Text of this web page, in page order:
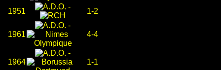
1951
-
1-2
1961
-
4-4
1964
-
1-1